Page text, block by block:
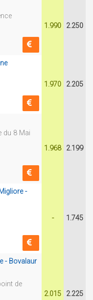
1.990 2.250
1.970 2.205
du 8 Mai
1.968 2.199
-
- 1.745
- Bovalaur
de
2.015 2.225